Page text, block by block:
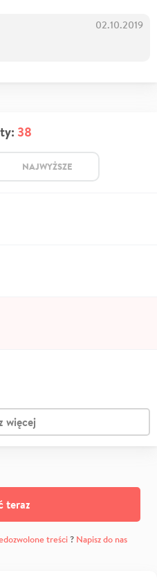
02.10.2019
38
NAJWYŻSZE
więcej
teraz
treści? Napisz do nas